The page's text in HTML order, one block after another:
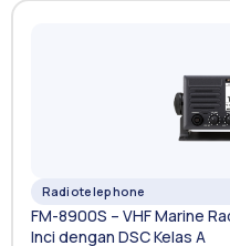
Radiotelephone
FM-8900S – VHF Marine
Inci dengan DSC Kelas A